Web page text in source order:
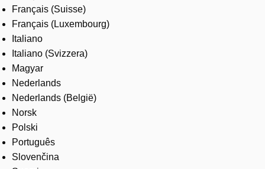
Français (Suisse)
Français (Luxembourg)
Italiano
Italiano (Svizzera)
Magyar
Nederlands
Nederlands (België)
Norsk
Polski
Português
Slovenčina